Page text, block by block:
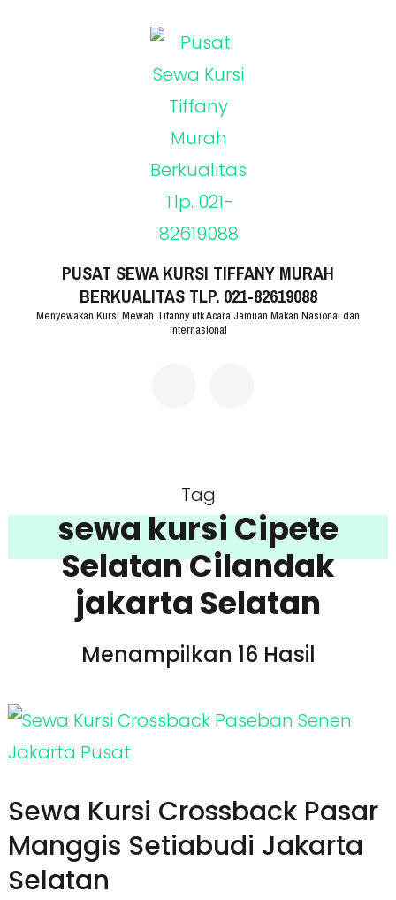
PUSAT SEWA KURSI TIFFANY MURAH
BERKUALITAS TLP. 021-82619088
Menyewakan Kursi Mewah Tifanny utk Acara Jamuan Makan Nasional dan
Internasional
Tag
sewa kursi Cipete
Selatan Cilandak
jakarta Selatan
Menampilkan 16 Hasil
Sewa Kursi Crossback Pasar
Manggis Setiabudi Jakarta
Selatan